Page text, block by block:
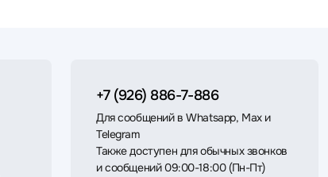
+7 (926) 886-7-886
Для сообщений в Whatsapp, Max и
Telegram
Также доступен для обычных звонков
и сообщений 09:00-18:00 (Пн-Пт)